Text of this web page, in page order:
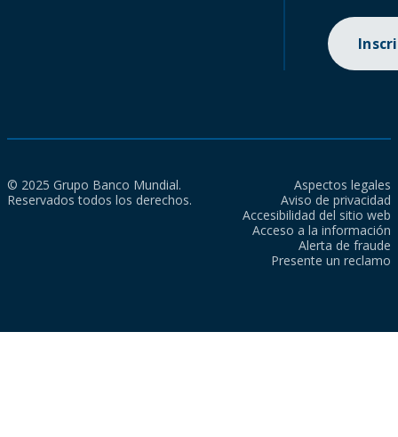
© 2025 Grupo Banco Mundial.
Reservados todos los derechos.
Aspectos legales
Aviso de privacidad
Accesibilidad del sitio web
Acceso a la información
Alerta de fraude
Presente un reclamo